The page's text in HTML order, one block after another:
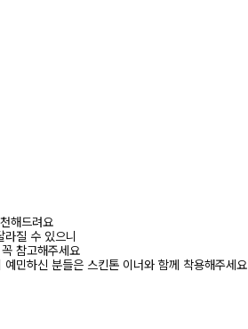
해드려요
질 수 있으니
참고해주세요
민하신 분들은 스킨톤 이너와 함께 착용해주세요